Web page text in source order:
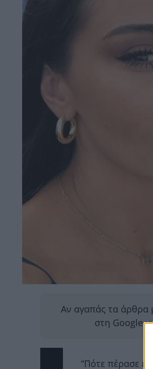
Αν αγαπάς τα άρθρα
στη Google
“Πότε πέρασε